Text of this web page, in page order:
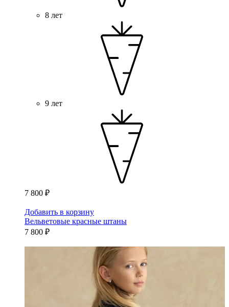
8 лет
9 лет
7 800 ₽
Добавить в корзину
Вельветовые красные штаны
7 800 ₽